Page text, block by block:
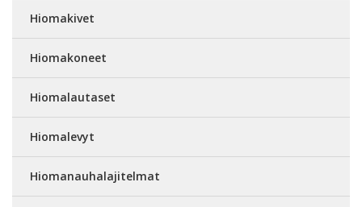
Hiomakivet
Hiomakoneet
Hiomalautaset
Hiomalevyt
Hiomanauhalajitelmat